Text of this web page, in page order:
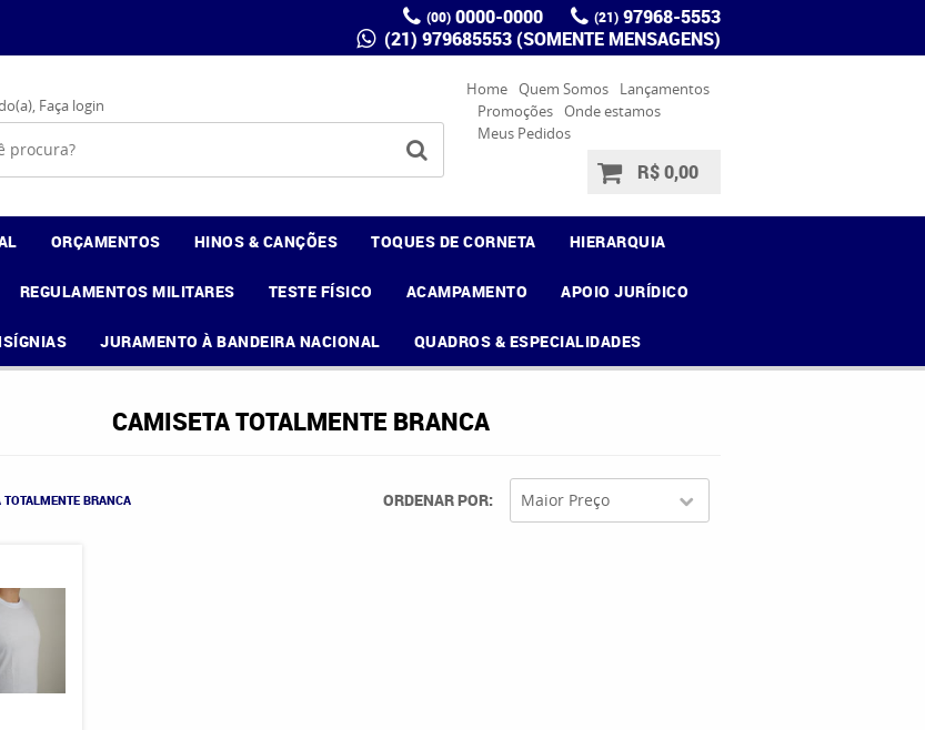
(00) 0000-0000 (21) 97968-5553
(21) 979685553 (SOMENTE MENSAGENS)
Faça login
Home Quem Somos
Lançamentos
Promoções Onde estamos
Meus Pedidos
R$ 0,00
ORÇAMENTOS HINOS & CANÇÕES TOQUES DE CORNETA HIERARQUIA
REGULAMENTOS MILITARES TESTE FÍSICO ACAMPAMENTO APOIO JURÍDICO
JURAMENTO À BANDEIRA NACIONAL QUADROS & ESPECIALIDADES
CAMISETA TOTALMENTE BRANCA
TOTALMENTE BRANCA ORDENAR POR Maior Preço